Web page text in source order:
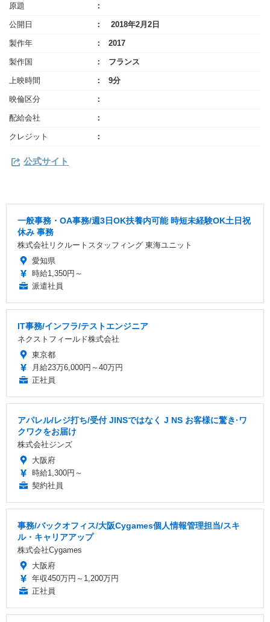
原題
公開日 2018年2月2日
製作年 2017
製作国 フランス
上映時間 9分
映倫区分
配給会社
クレジット
公式サイト
一般事務・OA事務/週3日OK扶養内可能 時短未経験OK土日祝
休み 事務
株式会社リクルートスタッフィング 東海ユニット
愛知県
時給1,350円～
派遣社員
IT事務/インフラ/テストエンジニア
ネクストフィールド株式会社
東京都
月給23万6,000円～40万円
正社員
アパレル/レジ打ち/受付 JINSではなく J NS お客様に驚き·ワ
クワクをお届け
株式会社ジンズ
大阪府
時給1,300円～
契約社員
事務/バックオフィス/大阪Cygames個人情報管理担当/スキ
ル・キャリアアップ
株式会社Cygames
大阪府
年収450万円～1,200万円
正社員